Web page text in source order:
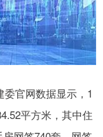
官网数据显示，1
平方米，其中住